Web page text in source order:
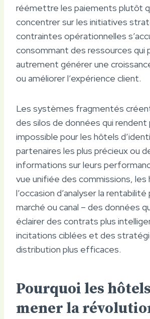
réémettre les paiements plutôt
concentrer sur les initiatives
contraintes opérationnelles
consommant des ressources qui
autrement générer une
ou améliorer l’expérience client.
Les systèmes fragmentés
des silos de données qui rendent
impossible pour les hôtels
partenaires les plus précieux ou
informations sur leurs
vue unifiée des commissions,
l’occasion d’analyser la rentabilité
marché ou canal – des données
éclairer des contrats plus
incitations ciblées et des
distribution plus efficaces.
Pourquoi les
mener la